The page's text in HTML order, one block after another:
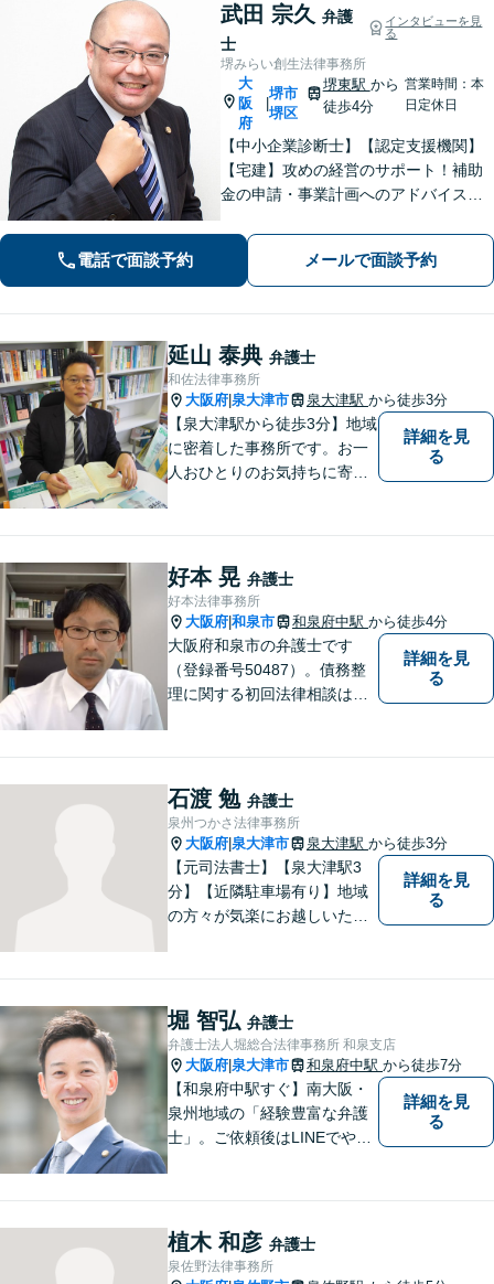
武田 宗久 弁護
士
インタビューを見
る
堺みらい創生法律事務所
大
阪
府
堺市
堺区
堺東駅 から
徒歩4分
営業時間：本
日定休日
【中小企業診断士】【認定支援機関】
【宅建】攻めの経営のサポート！補助
金の申請・事業計画へのアドバイス／
せ！財産分与・事業継承／交通事故／
債務整理／労働問題も【夜間・休日面
談】【完全個室】【堺東駅4分】
電話で面談予約 メールで面談予約
延山 泰典 弁護士
和佐法律事務所
大阪府 泉大津市 泉大津駅 から徒歩3分
【泉大津駅から徒歩3分】地域
に密着した事務所です。お一
人おひとりのお気持ちに寄り
詳細を見
る
好本 晃 弁護士
好本法律事務所
大阪府 和泉市 和泉府中駅 から徒歩4分
大阪府和泉市の弁護士です
（登録番号50487）。債務整
理に関する初回法律相談は無
詳細を見
る
石渡 勉 弁護士
泉州つかさ法律事務所
大阪府 泉大津市 泉大津駅 から徒歩3分
【元司法書士】【泉大津駅3
分】【近隣駐車場有り】地域
の方々が気楽にお越しいただ
かどうかも含めて、まずはお
気軽にご相談ください。
詳細を見
る
堀 智弘 弁護士
弁護士法人堀総合法律事務所 和泉支店
大阪府 泉大津市 和泉府中駅 から徒歩7分
【和泉府中駅すぐ】南大阪・
泉州地域の「経験豊富な弁護
士」。ご依頼後はLINEでやり
制。グループ会社に税理士法
人・社労士事務所・不動産会
詳細を見
る
植木 和彦 弁護士
泉佐野法律事務所